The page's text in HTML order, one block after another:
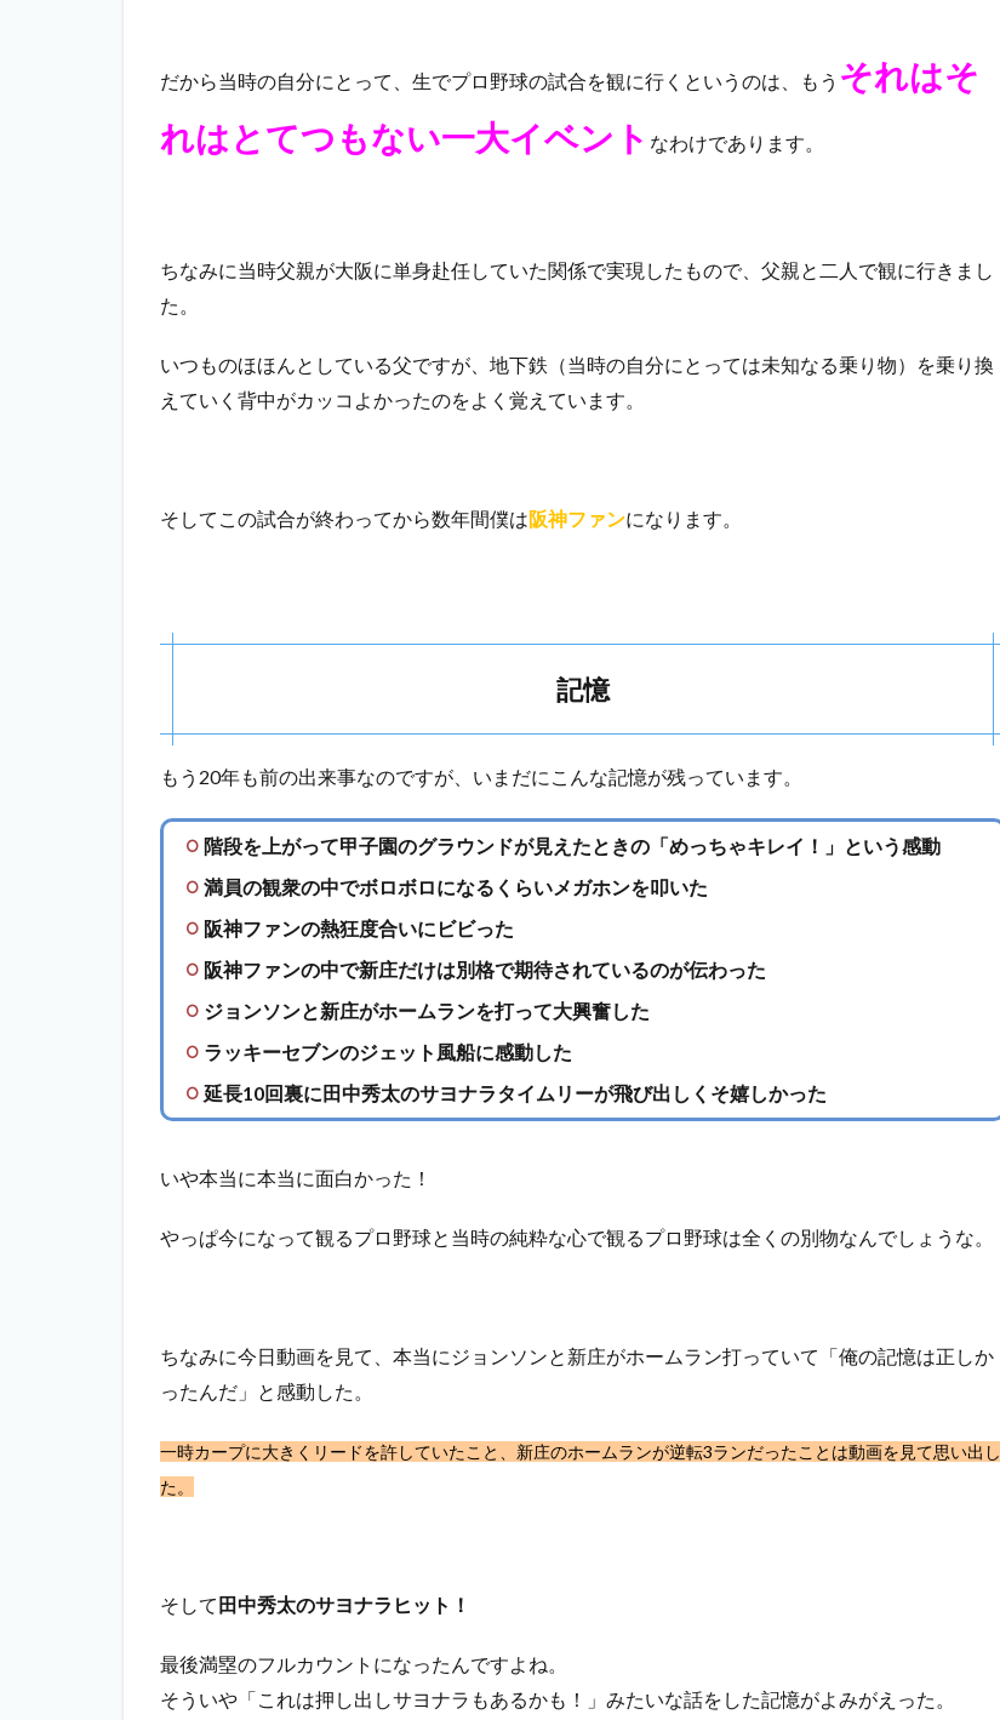
だから当時の自分にとって、生でプロ野球の試合を観に行くというのは、もう それはそ
れはとてつもない一大イベント なわけであります。
ちなみに当時父親が大阪に単身赴任していた関係で実現したもので、父親と二人で観に行きまし
た。
いつものほほんとしている父ですが、地下鉄（当時の自分にとっては未知なる乗り物）を乗り換
えていく背中がカッコよかったのをよく覚えています。
そしてこの試合が終わってから数年間僕は阪神ファンになります。
記憶
もう20年も前の出来事なのですが、いまだにこんな記憶が残っています。
階段を上がって甲子園のグラウンドが見えたときの「めっちゃキレイ！」という感動
満員の観衆の中でボロボロになるくらいメガホンを叩いた
阪神ファンの熱狂度合いにビビった
阪神ファンの中で新庄だけは別格で期待されているのが伝わった
ジョンソンと新庄がホームランを打って大興奮した
ラッキーセブンのジェット風船に感動した
延長10回裏に田中秀太のサヨナラタイムリーが飛び出しくそ嬉しかった
いや本当に本当に面白かった！
やっぱ今になって観るプロ野球と当時の純粋な心で観るプロ野球は全くの別物なんでしょうな。
ちなみに今日動画を見て、本当にジョンソンと新庄がホームラン打っていて「俺の記憶は正しか
ったんだ」と感動した。
一時カープに大きくリードを許していたこと、新庄のホームランが逆転3ランだったことは動画を見て思い出し
た。
そして田中秀太のサヨナラヒット！
最後満塁のフルカウントになったんですよね。
そういや「これは押し出しサヨナラもあるかも！」みたいな話をした記憶がよみがえった。